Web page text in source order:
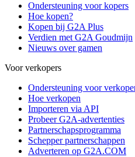
Ondersteuning voor kopers
Hoe kopen?
Kopen bij G2A Plus
Verdien met G2A Goudmijn
Nieuws over gamen
Voor verkopers
Ondersteuning voor
Hoe verkopen
Importeren via API
Probeer G2A-advertenties
Partnerschapsprogramma
Schepper partnerschappen
Adverteren op G2A.COM